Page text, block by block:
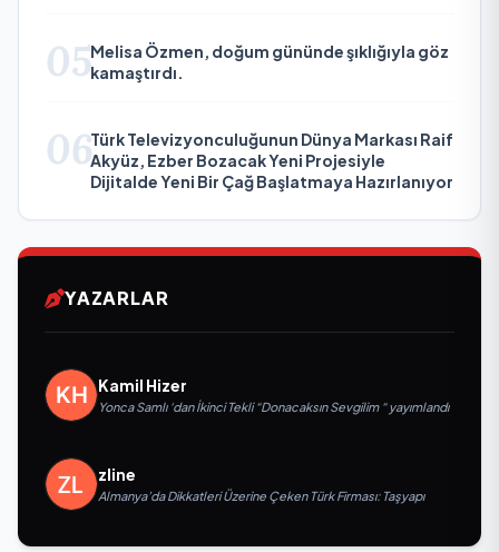
05Melisa Özmen, doğum gününde şıklığıyla göz
kamaştırdı.
06Türk Televizyonculuğunun Dünya Markası Raif
Akyüz, Ezber Bozacak Yeni Projesiyle
Dijitalde Yeni Bir Çağ Başlatmaya Hazırlanıyor
YAZARLAR
Kamil Hizer
Yonca Samlı ‘dan İkinci Tekli “Donacaksın Sevgilim “ yayımlandı
zline
Almanya’da Dikkatleri Üzerine Çeken Türk Firması: Taşyapı